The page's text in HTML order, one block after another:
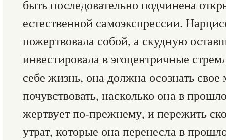
быть последовательно подчинена
естественной самоэкспрессии.
пожертвовала собой, а скудную
инвестировала в эгоцентричные
себе жизнь, она должна осознать свое
почувствовать, насколько она в
жертвует по-прежнему, и пережить
утрат, которые она перенесла в